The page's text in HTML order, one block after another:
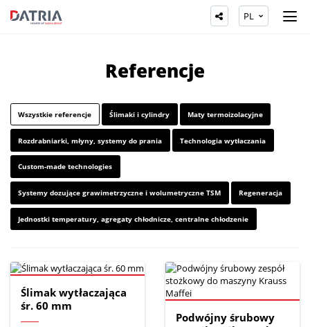
PL
Referencje
Wszystkie referencje Ślimaki i cylindry Maty termoizolacyjne
Rozdrabniarki, młyny, systemy do prania Technologia wytłaczania
Custom-made technologies
Systemy dozujące grawimetrzyczne i wolumetryczne TSM Regeneracja
Jednostki temperatury, agregaty chłodnicze, centralne chłodzenie
Ślimak wytłaczająca
śr. 60 mm
Podwójny śrubowy